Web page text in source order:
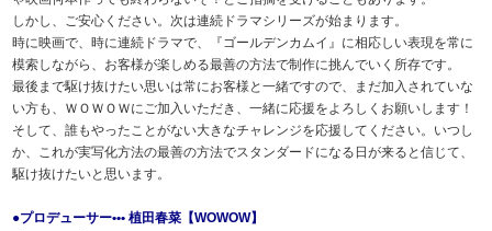
しかし、ご安心ください。次は連続ドラマシリーズが始まります。
時に映画で、時に連続ドラマで、『ゴールデンカムイ』に相応しい表現を常に
模索しながら、お客様が楽しめる最善の方法で制作に挑んでいく所存です。
最後まで駆け抜けたい思いは常にお客様と一緒ですので、まだ加入されていな
い方も、ＷＯＷＯＷにご加入いただき、一緒に応援をよろしくお願いします！
そして、誰もやったことがない大きなチャレンジを応援してください。いつし
か、これが実写化方法の最善の方法でスタンダードになる日が来ると信じて、
駆け抜けたいと思います。
●プロデューサー••• 植田春菜【WOWOW】